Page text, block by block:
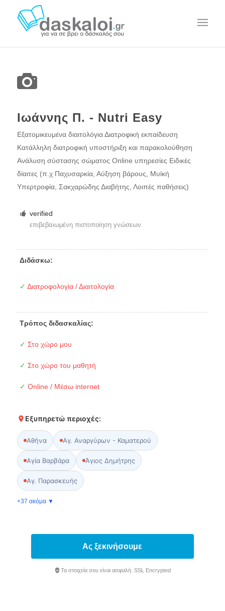
Ιωάννης Π. - Nutri Easy
Εξατομικευμένα διαιτολόγια Διατροφική εκπαίδευση
Κατάλληλη διατροφική υποστήριξη και παρακολούθηση
Ανάλυση σύστασης σώματος Online υπηρεσίες Ειδικές
δίαιτες (π.χ Παχυσαρκία, Αύξηση βάρους, Μυϊκή
Υπερτροφία, Σακχαρώδης Διαβήτης, Λοιπές παθήσεις)
verified
επιβεβαιωμένη πιστοποίηση γνώσεων
Διδάσκω:
✓ Διατροφολογία / Διαιτολογία
Τρόπος διδασκαλίας:
✓ Στο χώρο μου
✓ Στο χώρο του μαθητή
✓ Online / Μέσω internet
Εξυπηρετώ περιοχές:
Αθήνα Αγ. Αναργύρων - Καματερού
Αγία Βαρβάρα Άγιος Δημήτρης
Αγ. Παρασκευής
+37 ακόμα ▼
Ας ξεκινήσουμε
Τα στοιχεία σου είναι ασφαλή. SSL Encrypted